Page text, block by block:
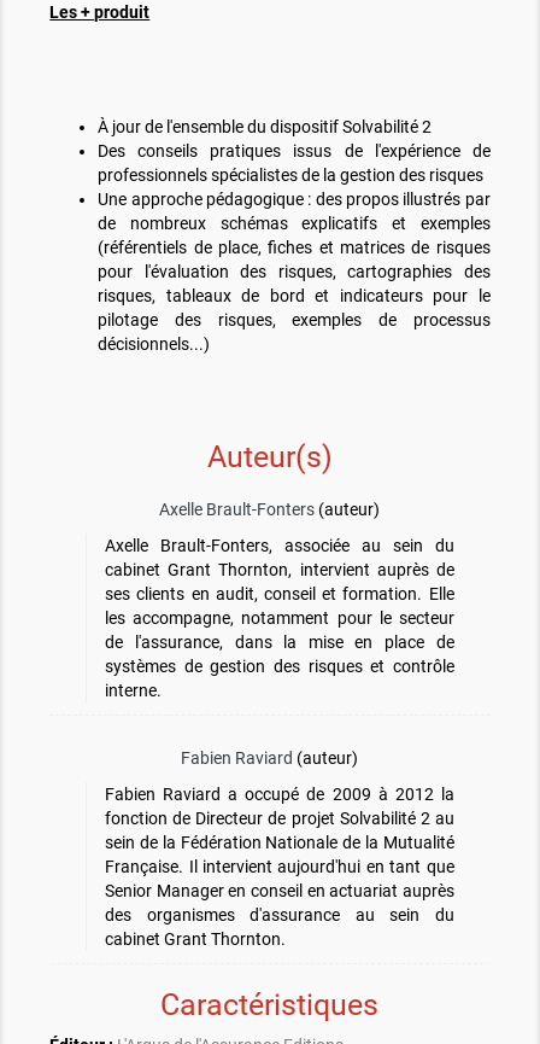
Les + produit
À jour de l'ensemble du dispositif Solvabilité 2
Des conseils pratiques issus de l'expérience de
professionnels spécialistes de la gestion des risques
Une approche pédagogique : des propos illustrés par
de nombreux schémas explicatifs et exemples
(référentiels de place, fiches et matrices de risques
pour l'évaluation des risques, cartographies des
risques, tableaux de bord et indicateurs pour le
pilotage des risques, exemples de processus
décisionnels...)
Auteur(s)
Axelle Brault-Fonters (auteur)
Axelle Brault-Fonters, associée au sein du
cabinet Grant Thornton, intervient auprès de
ses clients en audit, conseil et formation. Elle
les accompagne, notamment pour le secteur
de l'assurance, dans la mise en place de
systèmes de gestion des risques et contrôle
interne.
Fabien Raviard (auteur)
Fabien Raviard a occupé de 2009 à 2012 la
fonction de Directeur de projet Solvabilité 2 au
sein de la Fédération Nationale de la Mutualité
Française. Il intervient aujourd'hui en tant que
Senior Manager en conseil en actuariat auprès
des organismes d'assurance au sein du
cabinet Grant Thornton.
Caractéristiques